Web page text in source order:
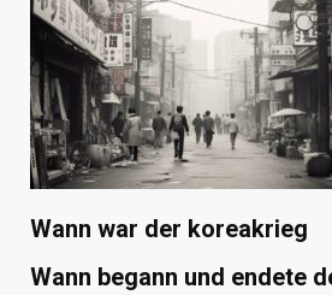
Wann war der koreakrieg
Wann begann und endete